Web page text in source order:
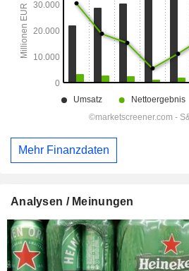
Mehr Finanzdaten
Analysen / Meinungen